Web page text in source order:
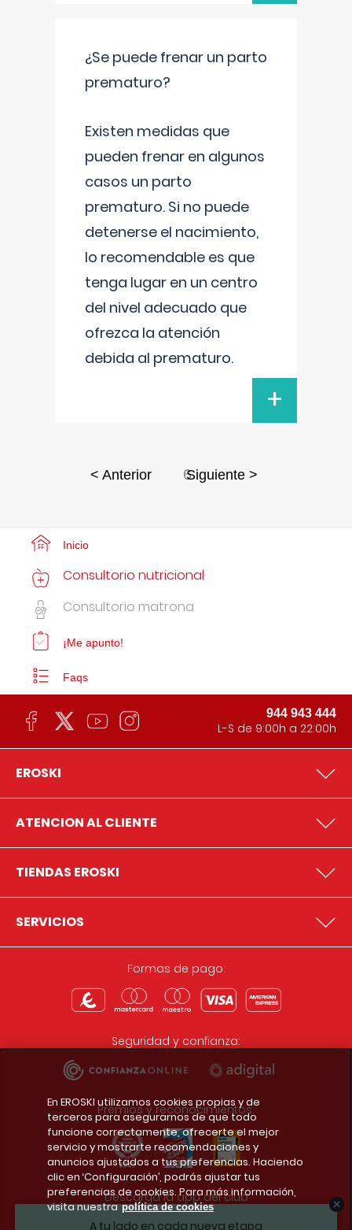
¿Se puede frenar un parto
prematuro?
Existen medidas que
pueden frenar en algunos
casos un parto
prematuro. Si no puede
detenerse el nacimiento,
lo recomendable es que
tenga lugar en un centro
del nivel adecuado que
ofrezca la atención
debida al prematuro.
+
< Anterior 6Siguiente >
A tu lado en cada nueva etapa
Inicio
Consultorio nutricional
Consultorio matrona
¡Me apunto!
Faqs
944 943 444
L-S de 9:00h a 22:00h
EROSKI
ATENCION AL CLIENTE
TIENDAS EROSKI
SERVICIOS
Formas de pago:
Seguridad y confianza:
Premios y reconocimientos:
Descarga la app del club
En EROSKI utilizamos cookies propias y de
terceros para asegurarnos de que todo
funcione correctamente, ofrecerte el mejor
servicio y mostrarte recomendaciones y
anuncios ajustados a tus preferencias. Haciendo
clic en ‘Configuración’, podrás ajustar tus
preferencias de cookies. Para más información,
visita nuestra política de cookies